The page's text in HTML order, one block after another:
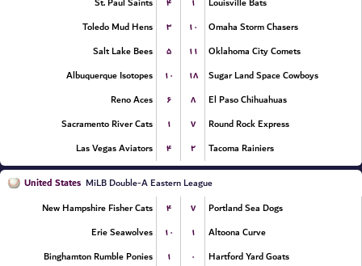
Toledo Mud Hens
۳ ۱۰
Omaha Storm Chasers
Salt Lake Bees
۵ ۱۱
Oklahoma City Comets
Albuquerque Isotopes
۱۰ ۱۸
Sugar Land Space Cowboys
Reno Aces
۶ ۸
El Paso Chihuahuas
Sacramento River Cats
۱ ۷
Round Rock Express
Las Vegas Aviators
۴ ۲ Tacoma Rainiers
United States MiLB Double-A Eastern League
New Hampshire Fisher Cats
۴ ۷
Portland Sea Dogs
Erie Seawolves
۱۰ ۱
Altoona Curve
Binghamton Rumble Ponies
۱ ۰
Hartford Yard Goats